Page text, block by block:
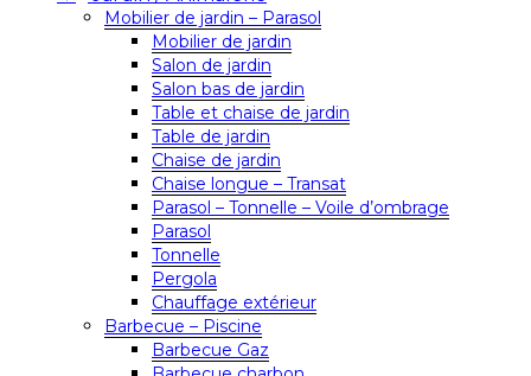
Mobilier de jardin – Parasol
Mobilier de jardin
Salon de jardin
Salon bas de jardin
Table et chaise de jardin
Table de jardin
Chaise de jardin
Chaise longue – Transat
Parasol – Tonnelle – Voile d’ombrage
Parasol
Tonnelle
Pergola
Chauffage extérieur
Barbecue – Piscine
Barbecue Gaz